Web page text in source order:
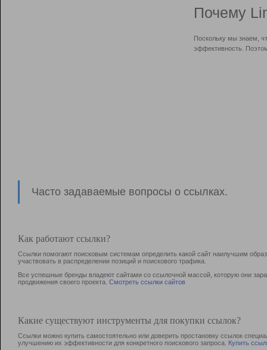
Почему
Поскольку мы знаем,
эффективность.
Часто задаваемые вопросы о ссылках.
Как работают ссылки?
Ссылки помогают поисковым системам определить какой сайт наилучшим
участвовать в раcпределении позиций и поискового трафика.
Все успешные бренды владеют сайтами со ссылочной массой, которую они
продвижения своего проекта. Смотреть ссылки сайтов
Какие существуют инструменты для покупки ссылок?
Ссылки можно купить самостоятельно или доверить простановку ссылок
улучшению их эффективности для конкретного поискового запроса. Купить